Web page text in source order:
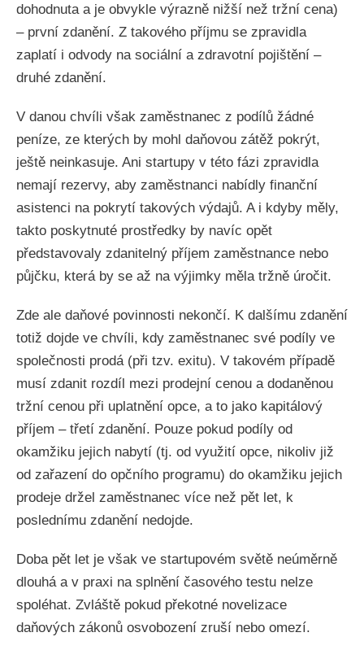
dohodnuta a je obvykle výrazně nižší než tržní cena)
– první zdanění. Z takového příjmu se zpravidla
zaplatí i odvody na sociální a zdravotní pojištění –
druhé zdanění.
V danou chvíli však zaměstnanec z podílů žádné
peníze, ze kterých by mohl daňovou zátěž pokrýt,
ještě neinkasuje. Ani startupy v této fázi zpravidla
nemají rezervy, aby zaměstnanci nabídly finanční
asistenci na pokrytí takových výdajů. A i kdyby měly,
takto poskytnuté prostředky by navíc opět
představovaly zdanitelný příjem zaměstnance nebo
půjčku, která by se až na výjimky měla tržně úročit.
Zde ale daňové povinnosti nekončí. K dalšímu zdanění
totiž dojde ve chvíli, kdy zaměstnanec své podíly ve
společnosti prodá (při tzv. exitu). V takovém případě
musí zdanit rozdíl mezi prodejní cenou a dodaněnou
tržní cenou při uplatnění opce, a to jako kapitálový
příjem – třetí zdanění. Pouze pokud podíly od
okamžiku jejich nabytí (tj. od využití opce, nikoliv již
od zařazení do opčního programu) do okamžiku jejich
prodeje držel zaměstnanec více než pět let, k
poslednímu zdanění nedojde.
Doba pět let je však ve startupovém světě neúměrně
dlouhá a v praxi na splnění časového testu nelze
spoléhat. Zvláště pokud překotné novelizace
daňových zákonů osvobození zruší nebo omezí.